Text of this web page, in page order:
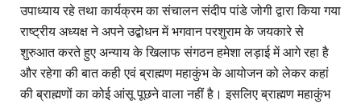
उपाध्याय रहे तथा कार्यक्रम का संचालन संदीप पांडे जोगी द्वारा किया गया
राष्ट्रीय अध्यक्ष ने अपने उद्बोधन में भगवान परशुराम के जयकारे से
शुरुआत करते हुए अन्याय के खिलाफ संगठन हमेशा लड़ाई में आगे रहा है
और रहेगा की बात कही एवं ब्राह्मण महाकुंभ के आयोजन को लेकर कहां
की ब्राह्मणों का कोई आंसू पूछने वाला नहीं है। इसलिए ब्राह्मण महाकुंभ